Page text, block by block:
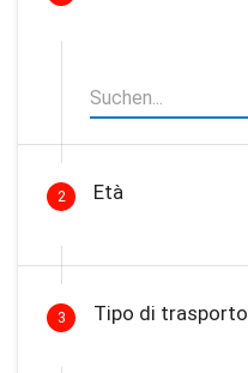
2 Età
3 Tipo di trasporto